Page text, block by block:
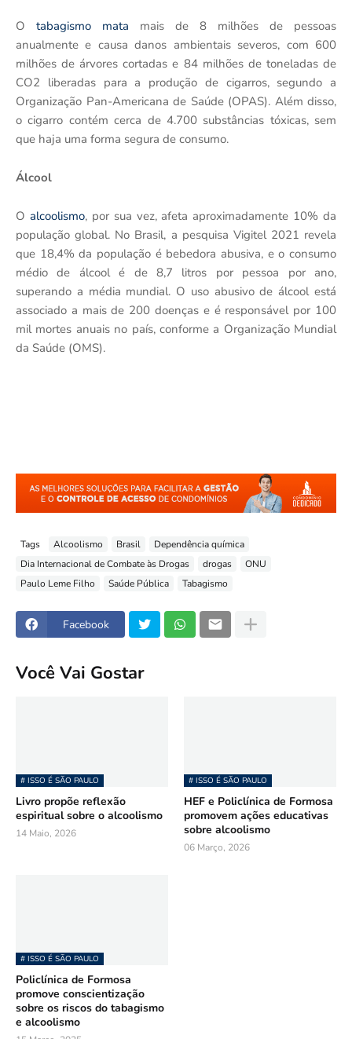
O tabagismo mata mais de 8 milhões de pessoas
anualmente e causa danos ambientais severos, com 600
milhões de árvores cortadas e 84 milhões de toneladas de
CO2 liberadas para a produção de cigarros, segundo a
Organização Pan-Americana de Saúde (OPAS). Além disso,
o cigarro contém cerca de 4.700 substâncias tóxicas, sem
que haja uma forma segura de consumo.
Álcool
O alcoolismo, por sua vez, afeta aproximadamente 10% da
população global. No Brasil, a pesquisa Vigitel 2021 revela
que 18,4% da população é bebedora abusiva, e o consumo
médio de álcool é de 8,7 litros por pessoa por ano,
superando a média mundial. O uso abusivo de álcool está
associado a mais de 200 doenças e é responsável por 100
mil mortes anuais no país, conforme a Organização Mundial
da Saúde (OMS).
Tags Alcoolismo Brasil
Dependência química
Dia Internacional de Combate às Drogas
drogas
ONU
Paulo Leme Filho
Saúde Pública Tabagismo
Facebook
Você Vai Gostar
# ISSO É SÃO PAULO
Livro propõe reflexão
espiritual sobre o alcoolismo
14 Maio, 2026
# ISSO É SÃO PAULO
HEF e Policlínica de Formosa
promovem ações educativas
sobre alcoolismo
06 Março, 2026
# ISSO É SÃO PAULO
Policlínica de Formosa
promove conscientização
sobre os riscos do tabagismo
e alcoolismo